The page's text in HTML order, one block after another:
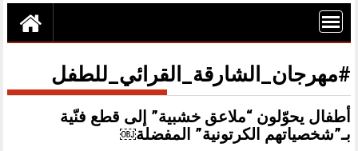
#مهرجان_الشارقة_القرائي_للطفل
أطفال يحوّلون “ملاعق خشبية” إلى قطع فنّية
بـ”شخصياتهم الكرتونية” المفضلة￼